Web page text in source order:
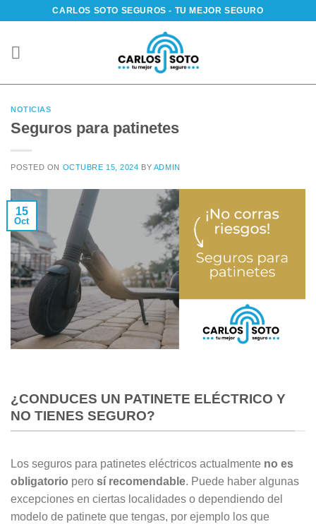
CARLOS SOTO SEGUROS - TU MEJOR SEGURO
NOTICIAS
Seguros para patinetes
POSTED ON OCTUBRE 15, 2024 BY ADMIN
15
Oct
¿CONDUCES UN PATINETE ELÉCTRICO Y
NO TIENES SEGURO?
Los seguros para patinetes eléctricos actualmente no es
obligatorio pero sí recomendable. Puede haber algunas
excepciones en ciertas localidades o dependiendo del
modelo de patinete que tengas, por ejemplo los que